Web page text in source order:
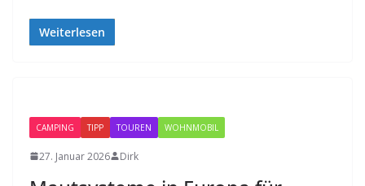
Weiterlesen
CAMPING TIPP TOUREN WOHNMOBIL
27. Januar 2026 Dirk